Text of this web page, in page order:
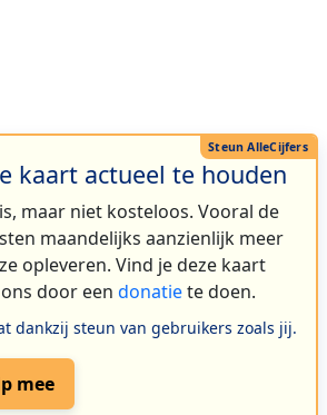
kaart actueel te houden
maar niet kosteloos. Vooral de
maandelijks aanzienlijk meer
opleveren. Vind je deze kaart
door een donatiete doen.
dankzij steun van gebruikers zoals jij.
mee